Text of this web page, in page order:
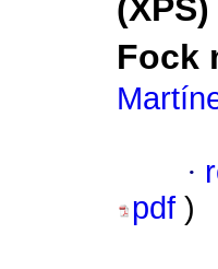
Fock
·
pdf )